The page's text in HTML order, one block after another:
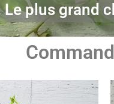
plus grand